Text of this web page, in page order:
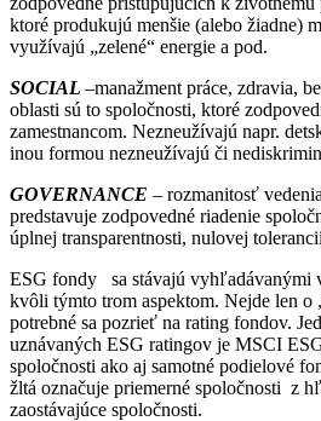
ktoré produkujú menšie (alebo žiadne)
využívajú „zelené“ energie a pod.
SOCIAL –manažment práce, zdravia,
oblasti sú to spoločnosti, ktoré
zamestnancom. Nezneužívajú napr.
inou formou nezneužívajú či
GOVERNANCE – rozmanitosť
predstavuje zodpovedné riadenie
úplnej transparentnosti, nulovej
ESG fondy sa stávajú vyhľadávanými
kvôli týmto trom aspektom. Nejde len o
potrebné sa pozrieť na rating fondov.
uznávaných ESG ratingov je MSCI
spoločnosti ako aj samotné podielové
žltá označuje priemerné spoločnosti z
zaostávajúce spoločnosti.